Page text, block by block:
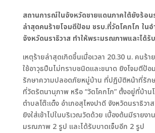
สถานการณ์ในจังหวัดชายแดนภาคใต้ยังร้อน
ล่าสุดคนร้ายโจมตีป้อม ชรบ.ที่วัดโคกโก ในอ
จังหวัดนราธิวาส ทำให้พระมรณภาพและได้รั
เหตุร้ายล่าสุดเกิดขึ้นเมื่อเวลา 20.30 น. คนร้า
ใช้อาวุธปืนไม่ทราบชนิดและขนาด ยิงโจมตีป้
รักษาความปลอดภัยหมู่บ้าน ที่ปฏิบัติหน้าที่รัก
ที่วัดรัตนานุภาพ หรือ “วัดโคกโก” ตั้งอยู่ที่บ้าน
ตำบลโต๊ะเด็ง อำเภอสุไหงปาดี จังหวัดนราธิว
ยิงใส่เข้าไปในบริเวณวัดด้วย เบื้องต้นมีรายงา
มรณภาพ 2 รูป และได้รับบาดเจ็บอีก 2 รูป